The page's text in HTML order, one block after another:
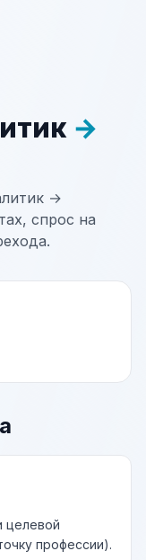
→
→
спрос на
целевой
профессии).